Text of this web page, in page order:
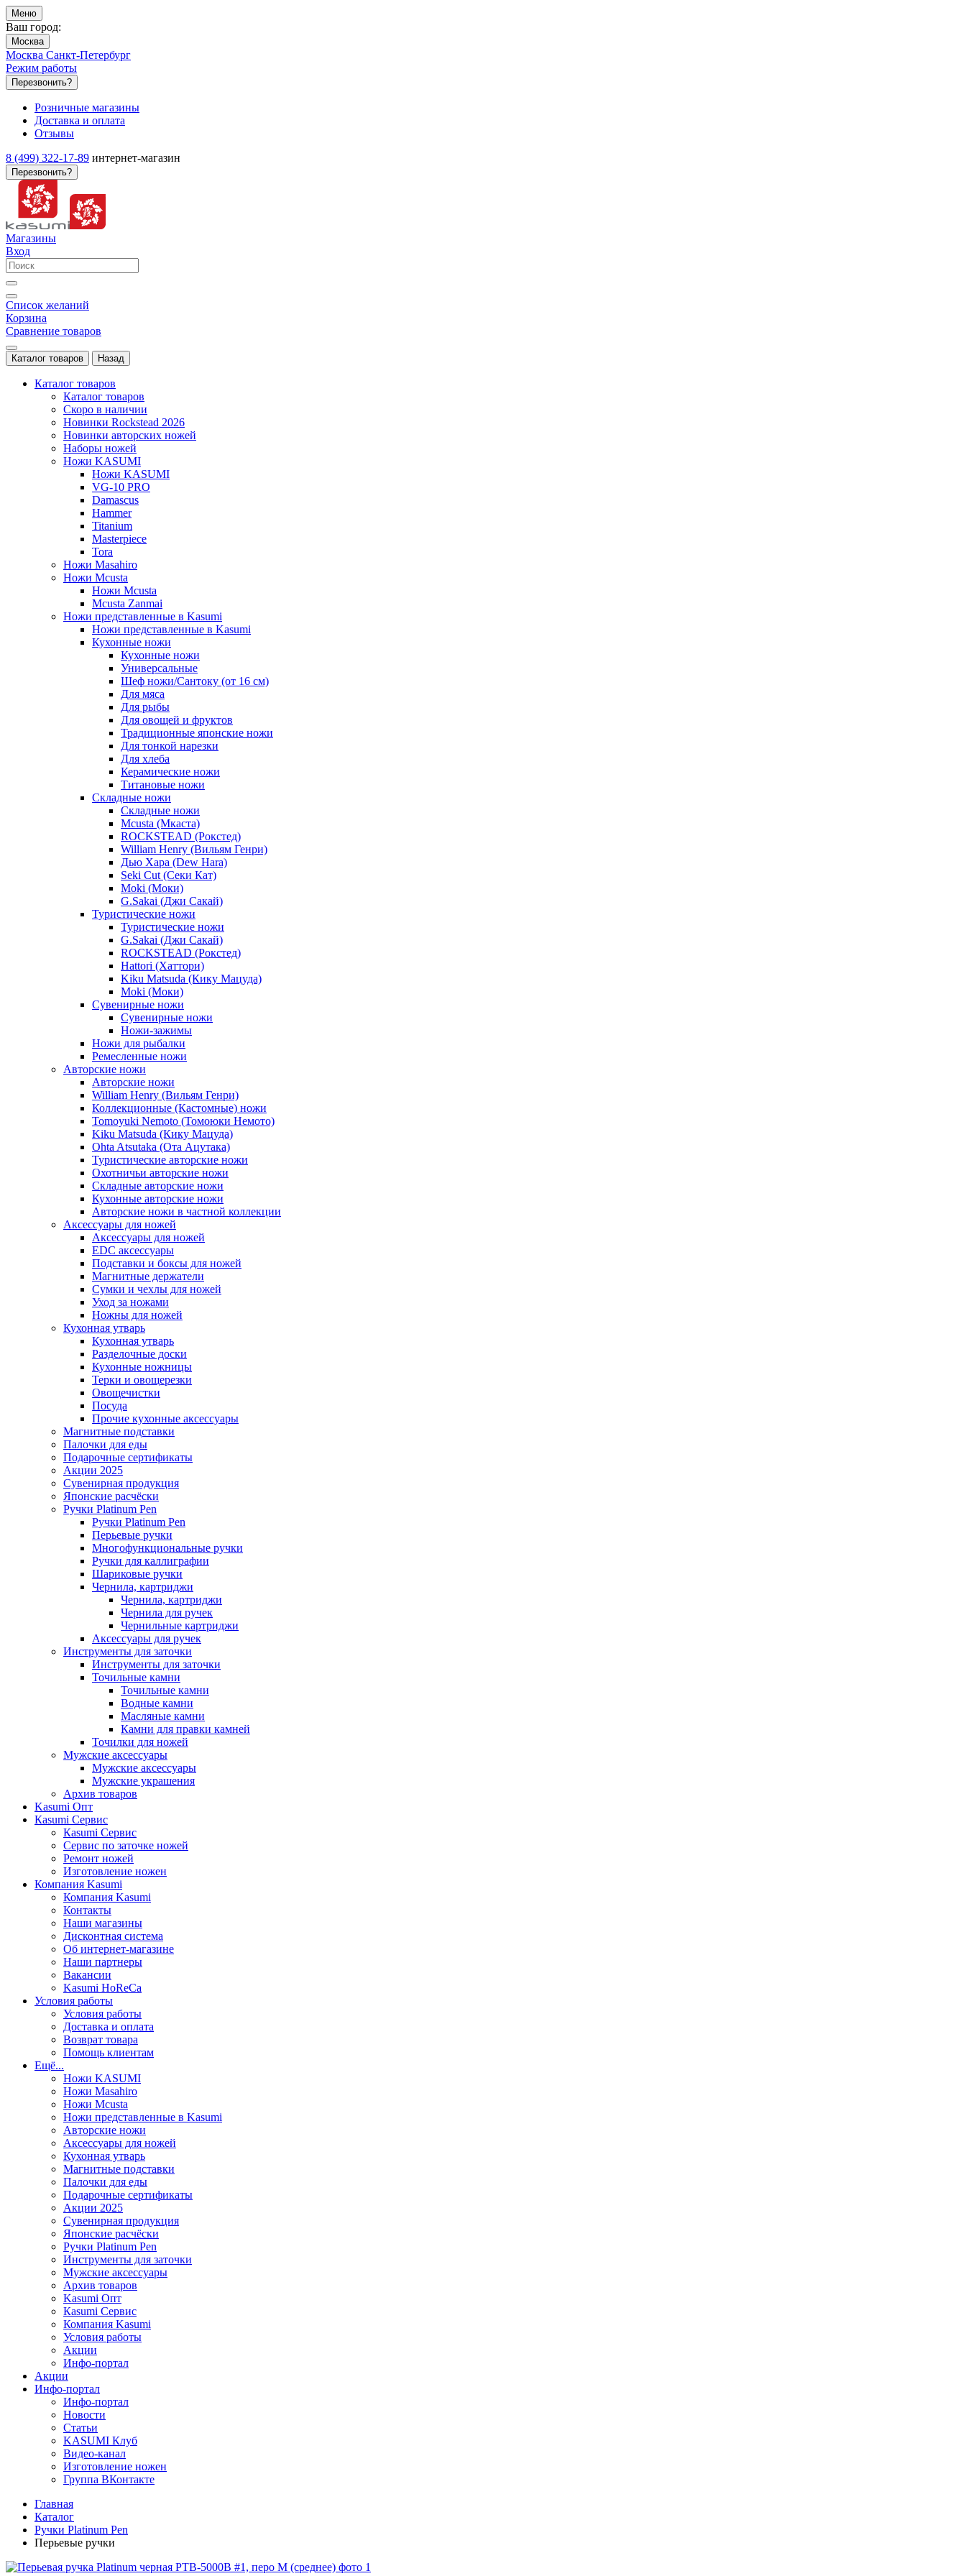
Меню
Ваш город:
Москва
Москва Санкт-Петербург
Режим работы
Перезвонить?
Розничные магазины
Доставка и оплата
Отзывы
8 (499) 322-17-89 интернет-магазин
Перезвонить?
Магазины
Вход
Список желаний
Корзина
Сравнение товаров
Каталог товаров Назад
Каталог товаров
Каталог товаров
Скоро в наличии
Новинки Rockstead 2026
Новинки авторских ножей
Наборы ножей
Ножи KASUMI
Ножи KASUMI
VG-10 PRO
Damascus
Hammer
Titanium
Masterpiece
Tora
Ножи Masahiro
Ножи Mcusta
Ножи Mcusta
Mcusta Zanmai
Ножи представленные в Kasumi
Ножи представленные в Kasumi
Кухонные ножи
Кухонные ножи
Универсальные
Шеф ножи/Сантоку (от 16 см)
Для мяса
Для рыбы
Для овощей и фруктов
Традиционные японские ножи
Для тонкой нарезки
Для хлеба
Керамические ножи
Титановые ножи
Складные ножи
Складные ножи
Mcusta (Мкаста)
ROCKSTEAD (Рокстед)
William Henry (Вильям Генри)
Дью Хара (Dew Hara)
Seki Cut (Секи Кат)
Moki (Моки)
G.Sakai (Джи Сакай)
Туристические ножи
Туристические ножи
G.Sakai (Джи Сакай)
ROCKSTEAD (Рокстед)
Hattori (Хаттори)
Kiku Matsuda (Кику Мацуда)
Moki (Моки)
Сувенирные ножи
Сувенирные ножи
Ножи-зажимы
Ножи для рыбалки
Ремесленные ножи
Авторские ножи
Авторские ножи
William Henry (Вильям Генри)
Коллекционные (Кастомные) ножи
Tomoyuki Nemoto (Томоюки Немото)
Kiku Matsuda (Кику Мацуда)
Ohta Atsutaka (Ота Ацутака)
Туристические авторские ножи
Охотничьи авторские ножи
Складные авторские ножи
Кухонные авторские ножи
Авторские ножи в частной коллекции
Аксессуары для ножей
Аксессуары для ножей
EDC аксессуары
Подставки и боксы для ножей
Магнитные держатели
Сумки и чехлы для ножей
Уход за ножами
Ножны для ножей
Кухонная утварь
Кухонная утварь
Разделочные доски
Кухонные ножницы
Терки и овощерезки
Овощечистки
Посуда
Прочие кухонные аксессуары
Магнитные подставки
Палочки для еды
Подарочные сертификаты
Акции 2025
Сувенирная продукция
Японские расчёски
Ручки Platinum Pen
Ручки Platinum Pen
Перьевые ручки
Многофункциональные ручки
Ручки для каллиграфии
Шариковые ручки
Чернила, картриджи
Чернила, картриджи
Чернила для ручек
Чернильные картриджи
Аксессуары для ручек
Инструменты для заточки
Инструменты для заточки
Точильные камни
Точильные камни
Водные камни
Масляные камни
Камни для правки камней
Точилки для ножей
Мужские аксессуары
Мужские аксессуары
Мужские украшения
Архив товаров
Kasumi Опт
Кasumi Сервис
Кasumi Сервис
Сервис по заточке ножей
Ремонт ножей
Изготовление ножен
Компания Kasumi
Компания Kasumi
Контакты
Наши магазины
Дисконтная система
Об интернет-магазине
Наши партнеры
Вакансии
Kasumi HoReCa
Условия работы
Условия работы
Доставка и оплата
Возврат товара
Помощь клиентам
Ещё...
Ножи KASUMI
Ножи Masahiro
Ножи Mcusta
Ножи представленные в Kasumi
Авторские ножи
Аксессуары для ножей
Кухонная утварь
Магнитные подставки
Палочки для еды
Подарочные сертификаты
Акции 2025
Сувенирная продукция
Японские расчёски
Ручки Platinum Pen
Инструменты для заточки
Мужские аксессуары
Архив товаров
Kasumi Опт
Кasumi Сервис
Компания Kasumi
Условия работы
Акции
Инфо-портал
Акции
Инфо-портал
Инфо-портал
Новости
Статьи
KASUMI Клуб
Видео-канал
Изготовление ножен
Группа ВКонтакте
Главная
Каталог
Ручки Platinum Pen
Перьевые ручки